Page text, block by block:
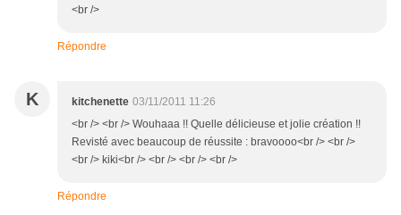
<br />
Répondre
K kitchenette 03/11/2011 11:26
<br /> <br /> Wouhaaa !! Quelle délicieuse et jolie création !!
Revisté avec beaucoup de réussite : bravoooo<br /> <br />
<br /> kiki<br /> <br /> <br /> <br />
Répondre